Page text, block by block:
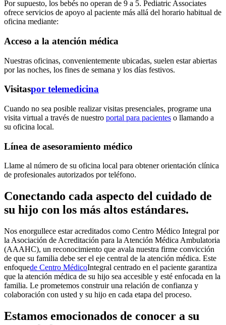
Por supuesto, los bebés no operan de 9 a 5. Pediatric Associates
ofrece servicios de apoyo al paciente más allá del horario habitual de
oficina mediante:
Acceso a la atención médica
Nuestras oficinas, convenientemente ubicadas, suelen estar abiertas
por las noches, los fines de semana y los días festivos.
Visitaspor telemedicina
Cuando no sea posible realizar visitas presenciales, programe una
visita virtual a través de nuestro portal para pacientes o llamando a
su oficina local.
Línea de asesoramiento médico
Llame al número de su oficina local para obtener orientación clínica
de profesionales autorizados por teléfono.
Conectando cada aspecto del cuidado de
su hijo con los más altos estándares.
Nos enorgullece estar acreditados como Centro Médico Integral por
la Asociación de Acreditación para la Atención Médica Ambulatoria
(AAAHC), un reconocimiento que avala nuestra firme convicción
de que su familia debe ser el eje central de la atención médica. Este
enfoquede Centro MédicoIntegral centrado en el paciente garantiza
que la atención médica de su hijo sea accesible y esté enfocada en la
familia. Le prometemos construir una relación de confianza y
colaboración con usted y su hijo en cada etapa del proceso.
Estamos emocionados de conocer a su